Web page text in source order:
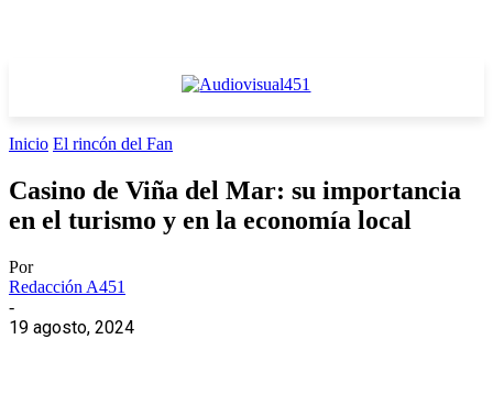
Inicio El rincón del Fan
Casino de Viña del Mar: su importancia
en el turismo y en la economía local
Por
Redacción A451
-
19 agosto, 2024